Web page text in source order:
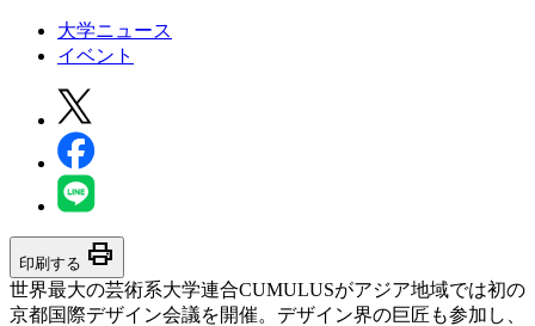
大学ニュース
イベント
印刷する print
世界最大の芸術系大学連合CUMULUSがアジア地域では初の
京都国際デザイン会議を開催。デザイン界の巨匠も参加し、